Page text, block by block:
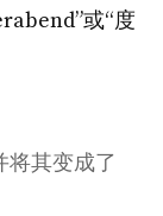
或“度
将其变成了